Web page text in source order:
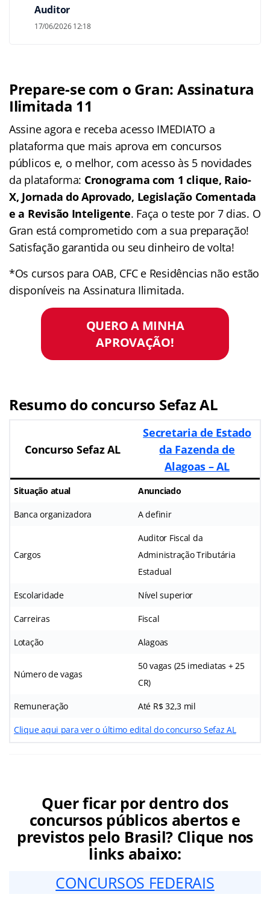
Auditor
17/06/2026 12:18
Prepare-se com o Gran: Assinatura
Ilimitada 11
Assine agora e receba acesso IMEDIATO a
plataforma que mais aprova em concursos
públicos e, o melhor, com acesso às 5 novidades
da plataforma: Cronograma com 1 clique, Raio-
X, Jornada do Aprovado, Legislação Comentada
e a Revisão Inteligente. Faça o teste por 7 dias. O
Gran está comprometido com a sua preparação!
Satisfação garantida ou seu dinheiro de volta!
*Os cursos para OAB, CFC e Residências não estão
disponíveis na Assinatura Ilimitada.
QUERO A MINHA
APROVAÇÃO!
Resumo do concurso Sefaz AL
Concurso Sefaz AL
Secretaria de Estado
da Fazenda de
Alagoas – AL
Situação atual Anunciado
Banca organizadora A definir
Cargos
Auditor Fiscal da
Administração Tributária
Estadual
Escolaridade Nível superior
Carreiras Fiscal
Lotação Alagoas
Número de vagas
50 vagas (25 imediatas + 25
CR)
Remuneração Até R$ 32,3 mil
Clique aqui para ver o último edital do concurso Sefaz AL
Quer ficar por dentro dos
concursos públicos abertos e
previstos pelo Brasil? Clique nos
links abaixo:
CONCURSOS FEDERAIS